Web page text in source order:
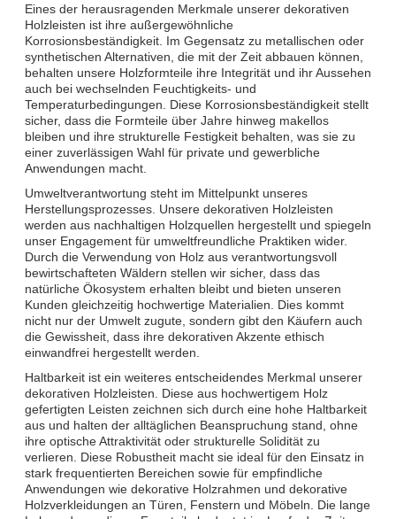
Eines der herausragenden Merkmale unserer dekorativen
Holzleisten ist ihre außergewöhnliche
Korrosionsbeständigkeit. Im Gegensatz zu metallischen oder
synthetischen Alternativen, die mit der Zeit abbauen können,
behalten unsere Holzformteile ihre Integrität und ihr Aussehen
auch bei wechselnden Feuchtigkeits- und
Temperaturbedingungen. Diese Korrosionsbeständigkeit stellt
sicher, dass die Formteile über Jahre hinweg makellos
bleiben und ihre strukturelle Festigkeit behalten, was sie zu
einer zuverlässigen Wahl für private und gewerbliche
Anwendungen macht.
Umweltverantwortung steht im Mittelpunkt unseres
Herstellungsprozesses. Unsere dekorativen Holzleisten
werden aus nachhaltigen Holzquellen hergestellt und spiegeln
unser Engagement für umweltfreundliche Praktiken wider.
Durch die Verwendung von Holz aus verantwortungsvoll
bewirtschafteten Wäldern stellen wir sicher, dass das
natürliche Ökosystem erhalten bleibt und bieten unseren
Kunden gleichzeitig hochwertige Materialien. Dies kommt
nicht nur der Umwelt zugute, sondern gibt den Käufern auch
die Gewissheit, dass ihre dekorativen Akzente ethisch
einwandfrei hergestellt werden.
Haltbarkeit ist ein weiteres entscheidendes Merkmal unserer
dekorativen Holzleisten. Diese aus hochwertigem Holz
gefertigten Leisten zeichnen sich durch eine hohe Haltbarkeit
aus und halten der alltäglichen Beanspruchung stand, ohne
ihre optische Attraktivität oder strukturelle Solidität zu
verlieren. Diese Robustheit macht sie ideal für den Einsatz in
stark frequentierten Bereichen sowie für empfindliche
Anwendungen wie dekorative Holzrahmen und dekorative
Holzverkleidungen an Türen, Fenstern und Möbeln. Die lange